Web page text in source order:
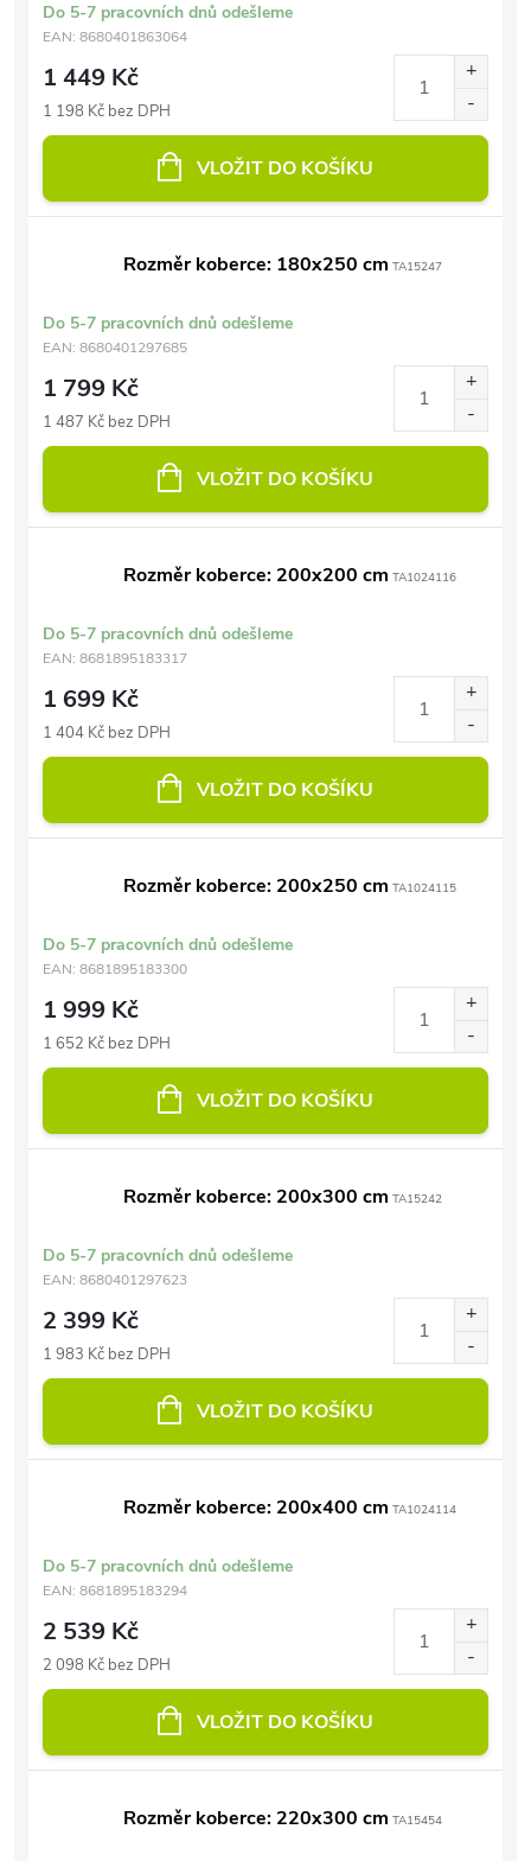
Do 5-7 pracovních dnů odešleme
EAN: 8680401863064
1 449 Kč
1 198 Kč bez DPH
VLOŽIT DO KOŠÍKU
Rozměr koberce: 180x250 cm TA15247
Do 5-7 pracovních dnů odešleme
EAN: 8680401297685
1 799 Kč
1 487 Kč bez DPH
VLOŽIT DO KOŠÍKU
Rozměr koberce: 200x200 cm TA1024116
Do 5-7 pracovních dnů odešleme
EAN: 8681895183317
1 699 Kč
1 404 Kč bez DPH
VLOŽIT DO KOŠÍKU
Rozměr koberce: 200x250 cm TA1024115
Do 5-7 pracovních dnů odešleme
EAN: 8681895183300
1 999 Kč
1 652 Kč bez DPH
VLOŽIT DO KOŠÍKU
Rozměr koberce: 200x300 cm TA15242
Do 5-7 pracovních dnů odešleme
EAN: 8680401297623
2 399 Kč
1 983 Kč bez DPH
VLOŽIT DO KOŠÍKU
Rozměr koberce: 200x400 cm TA1024114
Do 5-7 pracovních dnů odešleme
EAN: 8681895183294
2 539 Kč
2 098 Kč bez DPH
VLOŽIT DO KOŠÍKU
Rozměr koberce: 220x300 cm TA15454